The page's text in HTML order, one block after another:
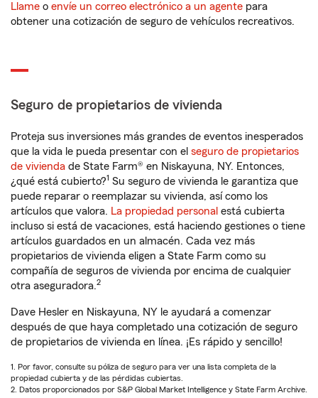
Llame o envíe un correo electrónico a un agente para
obtener una cotización de seguro de vehículos recreativos.
Seguro de propietarios de vivienda
Proteja sus inversiones más grandes de eventos inesperados
que la vida le pueda presentar con el seguro de propietarios
de vivienda de State Farm® en Niskayuna, NY. Entonces,
¿qué está cubierto?1 Su seguro de vivienda le garantiza que
puede reparar o reemplazar su vivienda, así como los
artículos que valora. La propiedad personal está cubierta
incluso si está de vacaciones, está haciendo gestiones o tiene
artículos guardados en un almacén. Cada vez más
propietarios de vivienda eligen a State Farm como su
compañía de seguros de vivienda por encima de cualquier
otra aseguradora.2
Dave Hesler en Niskayuna, NY le ayudará a comenzar
después de que haya completado una cotización de seguro
de propietarios de vivienda en línea. ¡Es rápido y sencillo!
1. Por favor, consulte su póliza de seguro para ver una lista completa de la
propiedad cubierta y de las pérdidas cubiertas.
2. Datos proporcionados por S&P Global Market Intelligence y State Farm Archive.